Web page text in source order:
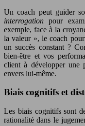
Un coach peut guider
interrogationpour
exemple, face à la
la valeur », le coach
un succès constant ?
bien-être et vos
client à développer une
envers lui-même.
Biais cognitifs et
Les biais cognitifs sont
rationalité dans le